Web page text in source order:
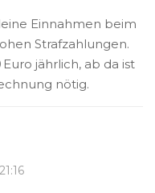
Einnahmen beim
Strafzahlungen.
jährlich, ab da ist
nötig.